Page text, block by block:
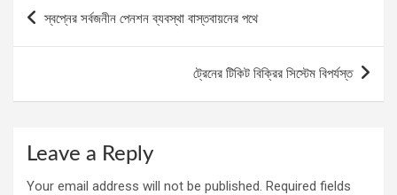
navigation
স্বপ্নের সর্বজনীন পেনশন ব্যবস্থা বাস্তবায়নের পথে
ট্রেনের টিকিট বিক্রির সিস্টেম বিপর্যস্ত
Leave a Reply
Your email address will not be published. Required fields